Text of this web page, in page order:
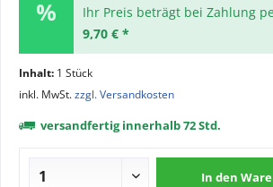
Ihr Preis beträgt bei Zahlung
9,70 € *
Inhalt: 1 Stück
inkl. MwSt.zzgl. Versandkosten
versandfertig innerhalb 72 Std.
In den